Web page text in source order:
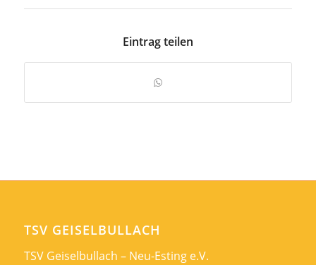
Eintrag teilen
TSV GEISELBULLACH
TSV Geiselbullach – Neu-Esting e.V.